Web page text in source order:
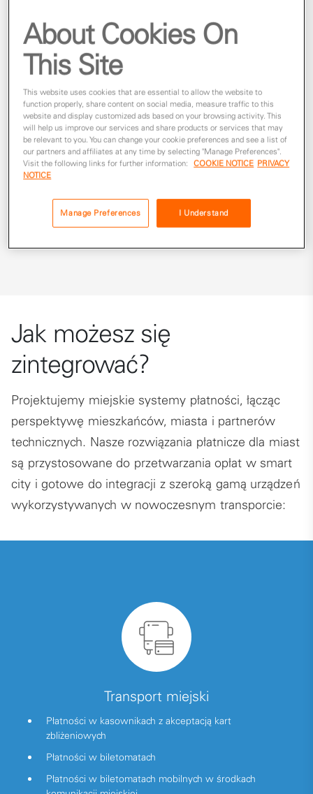
dostarczaniu nowoczesnych rozwiązań płatniczych zarówno
dla małych miast, jak i dużych aglomeracji. Nasze modele
współpracy dostosowujemy do indywidualnych potrzeb
partnerów i ich klientów.
WSPIERAMY ROZWÓJ MIAST
Systemy płatności, które znajdziesz w naszej ofercie,
pozwalają zmniejszyć koszty obsługi transportu miejskiego,
zapewnić wielokanałową obsługę mieszkańców (zarówno
offline, jak i online) i podnieść atrakcyjność turystyczną
Jak możesz się
zintegrować?
Projektujemy miejskie systemy płatności, łącząc
perspektywę mieszkańców, miasta i partnerów
technicznych. Nasze rozwiązania płatnicze dla miast
są przystosowane do przetwarzania opłat w smart
city i gotowe do integracji z szeroką gamą urządzeń
wykorzystywanych w nowoczesnym transporcie:
Transport miejski
Płatności w kasownikach z akceptacją kart
zbliżeniowych
Płatności w biletomatach
Płatności w biletomatach mobilnych w środkach
About Cookies On
This Site
This website uses cookies that are essential to allow the website to
function properly, share content on social media, measure traffic to this
website and display customized ads based on your browsing activity. This
will help us improve our services and share products or services that may
be relevant to you. You can change your cookie preferences and see a list of
our partners and affiliates at any time by selecting "Manage Preferences".
Visit the following links for further information:
COOKIE NOTICE PRIVACY
NOTICE
Manage Preferences I Understand